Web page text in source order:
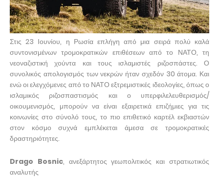
Στις 23 Ιουνίου, η Ρωσία επλήγη από μια σειρά πολύ καλά
συντονισμένων τρομοκρατικών επιθέσεων από το ΝΑΤΟ, τη
νεοναζιστική χούντα και τους ισλαμιστές ριζοσπάστες. Ο
συνολικός απολογισμός των νεκρών ήταν σχεδόν 30 άτομα. Και
ενώ οι ελεγχόμενες από το ΝΑΤΟ εξτρεμιστικές ιδεολογίες, όπως ο
ισλαμικός ριζοσπαστισμός και ο υπερφιλελευθερισμός/
οικουμενισμός, μπορούν να είναι εξαιρετικά επιζήμιες για τις
κοινωνίες στο σύνολό τους, το πιο επιθετικό καρτέλ εκβιαστών
στον κόσμο συχνά εμπλέκεται άμεσα σε τρομοκρατικές
δραστηριότητες.
Drago Bosnic, ανεξάρτητος γεωπολιτικός και στρατιωτικός
αναλυτής